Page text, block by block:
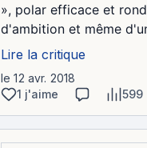
», polar efficace et
d'ambition et même
Lire la critique
le 12 avr. 2018
1 j'aime
599